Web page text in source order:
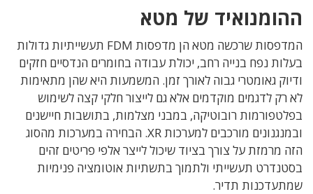
ההומנואיד של מטא
המדפסות שרכשה מטא הן מדפסות FDM תעשייתיות גדולות
בעלות נפח בנייה רחב, יכולת עבודה בחומרים הנדסיים חזקים
ודיוק גאומטרי גבוה לאורך זמן. המשמעות היא שהן מתאימות
לא רק לדגמים מוקדמים אלא גם לייצור חלקי קצה לשימוש
בפלטפורמות רובוטיקה, במבני מצלמות, בתושבות חיישנים
ובמנגנונים מורכבים למערכות XR. הבחירה במערכות מהסוג
הזה מרמזת על צורך בציוד שיכול לייצר אלפי פריטים זהים
בסטנדרט תעשייתי ולתמוך בתשתיות אוטומציה פנימיות
שמתעדכנות תדיר.